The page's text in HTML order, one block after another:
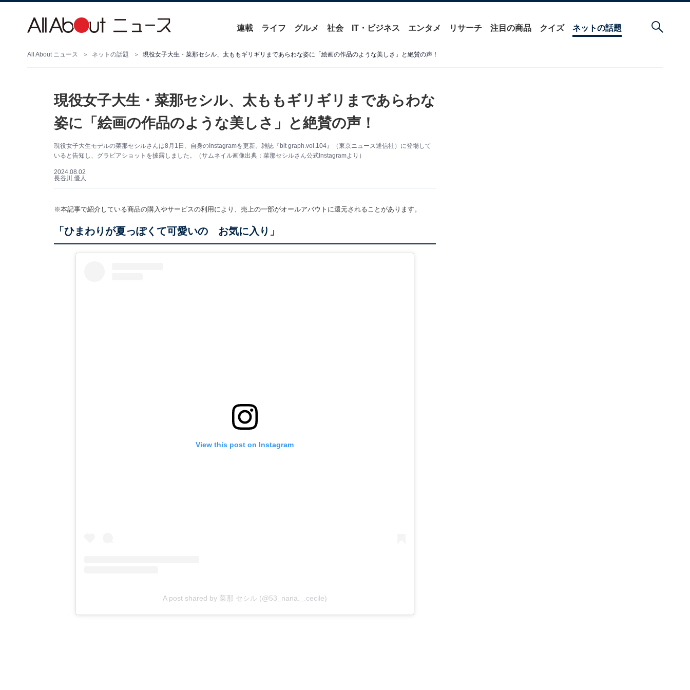
連載 ライフ グルメ 社会 IT・ビジネス エンタメ リサーチ 注目の商品 クイズ ネットの話題
All About ニュース ネットの話題 現役女子大生・菜那セシル、太ももギリギリまであらわな姿に「絵画の作品のような美しさ」と絶賛の声！
現役女子大生・菜那セシル、太ももギリギリまであらわな
姿に「絵画の作品のような美しさ」と絶賛の声！
現役女子大生モデルの菜那セシルさんは8月1日、自身のInstagramを更新。雑誌『blt graph.vol.104』（東京ニュース通信社）に登場して
いると告知し、グラビアショットを披露しました。（サムネイル画像出典：菜那セシルさん公式Instagramより）
2024.08.02
長谷川 優人
※本記事で紹介している商品の購入やサービスの利用により、売上の一部がオールアバウトに還元されることがあります。
「ひまわりが夏っぽくて可愛いの お気に入り」
View this post on Instagram
A post shared by 菜那 セシル (@53_nana._.cecile)